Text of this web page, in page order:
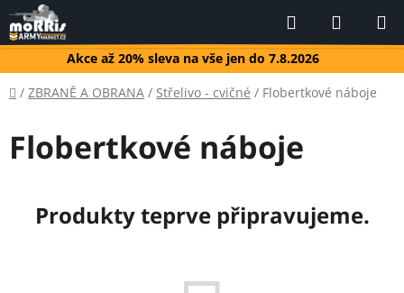
Přejít
na
obsah
Akce až 20% sleva na vše jen do 7.8.2026
Hledat
KOŠÍK
Domů
/ ZBRANĚ A OBRANA / Střelivo - cvičné / Flobertkové náboje
Flobertkové náboje
Produkty teprve připravujeme.